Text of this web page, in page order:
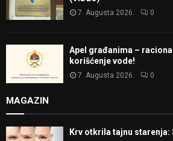
7. Augusta 2026. 0
Apel građanima –
korišćenje vode!
7. Augusta 2026. 0
MAGAZIN
Krv otkrila tajnu starenja: